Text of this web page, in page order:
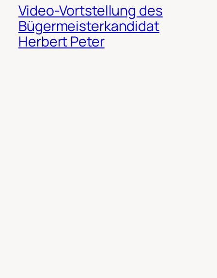
Video-Vortstellung des
Bügermeisterkandidat
Herbert Peter